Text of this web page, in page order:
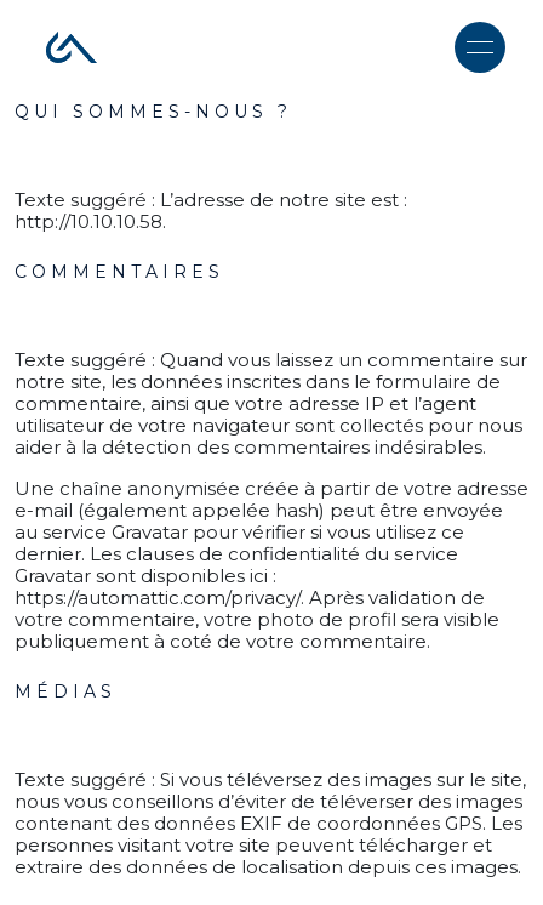
QUI SOMMES-NOUS ?
Texte suggéré : L’adresse de notre site est :
http://10.10.10.58.
COMMENTAIRES
Texte suggéré : Quand vous laissez un commentaire sur
notre site, les données inscrites dans le formulaire de
commentaire, ainsi que votre adresse IP et l’agent
utilisateur de votre navigateur sont collectés pour nous
aider à la détection des commentaires indésirables.
Une chaîne anonymisée créée à partir de votre adresse
e-mail (également appelée hash) peut être envoyée
au service Gravatar pour vérifier si vous utilisez ce
dernier. Les clauses de confidentialité du service
Gravatar sont disponibles ici :
https://automattic.com/privacy/. Après validation de
votre commentaire, votre photo de profil sera visible
publiquement à coté de votre commentaire.
MÉDIAS
Texte suggéré : Si vous téléversez des images sur le site,
nous vous conseillons d’éviter de téléverser des images
contenant des données EXIF de coordonnées GPS. Les
personnes visitant votre site peuvent télécharger et
extraire des données de localisation depuis ces images.